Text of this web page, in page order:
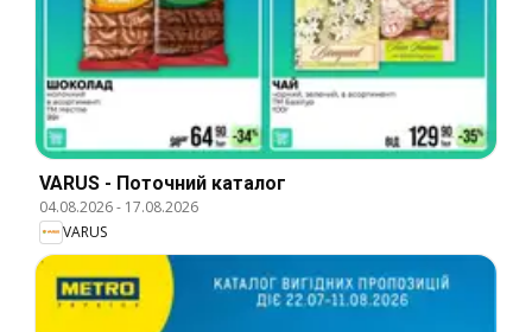
VARUS - Поточний каталог
04.08.2026- 17.08.2026
VARUS